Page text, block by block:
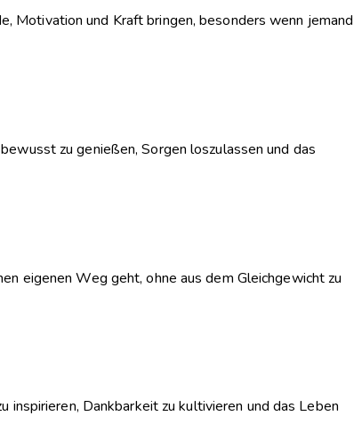
Motivation und Kraft bringen, besonders wenn jemand
zu genießen, Sorgen loszulassen und das
eigenen Weg geht, ohne aus dem Gleichgewicht zu
inspirieren, Dankbarkeit zu kultivieren und das Leben